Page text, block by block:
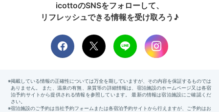
icottoのSNSをフォローして、
リフレッシュできる情報を受け取ろう♪